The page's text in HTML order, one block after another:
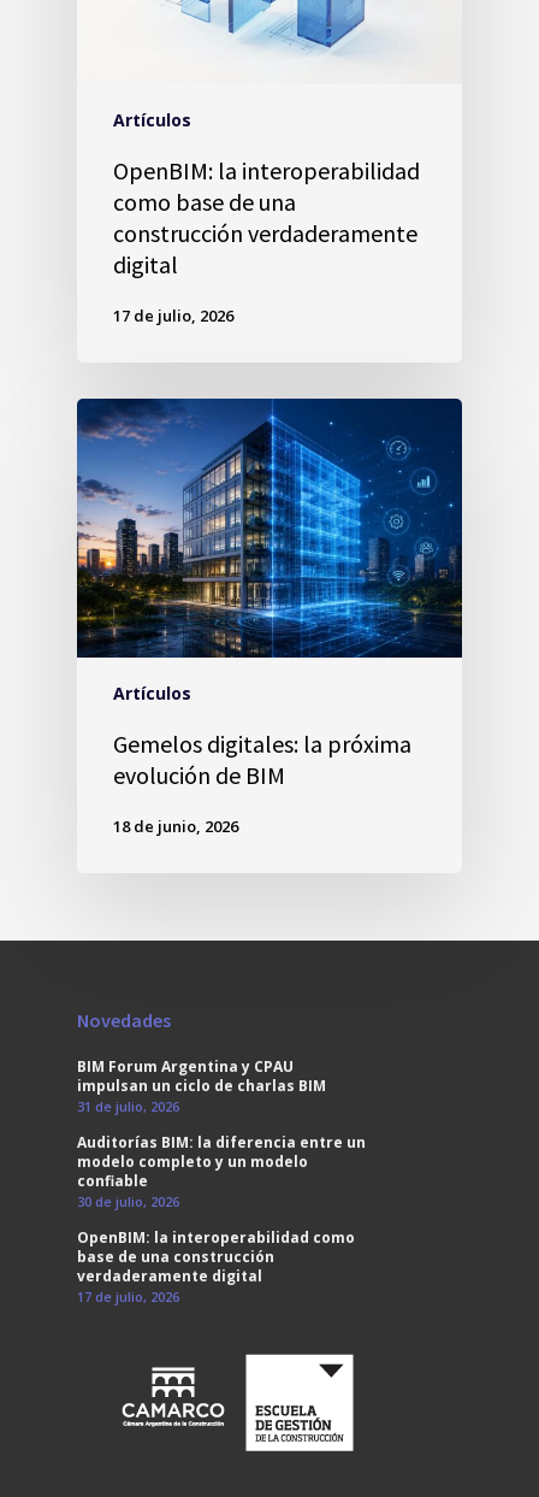
Artículos
OpenBIM: la interoperabilidad
como base de una
construcción verdaderamente
digital
17 de julio, 2026
Artículos
Gemelos digitales: la próxima
evolución de BIM
18 de junio, 2026
Novedades
BIM Forum Argentina y CPAU
impulsan un ciclo de charlas BIM
31 de julio, 2026
Auditorías BIM: la diferencia entre un
modelo completo y un modelo
confiable
30 de julio, 2026
OpenBIM: la interoperabilidad como
base de una construcción
verdaderamente digital
17 de julio, 2026